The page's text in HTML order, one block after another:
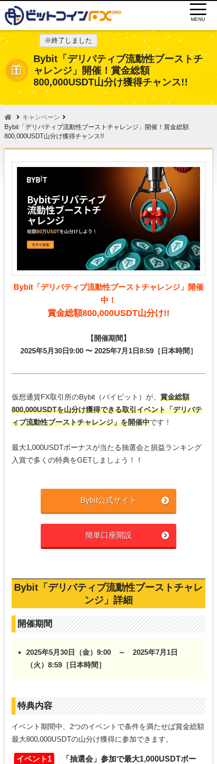
MENU
※終了しました
Bybit「デリバティブ流動性ブーストチ
ャレンジ」開催！賞金総額
800,000USDT山分け獲得チャンス!!
キャンペーン
Bybit「デリバティブ流動性ブーストチャレンジ」開催！賞金総額
800,000USDT山分け獲得チャンス!!
Bybit「デリバティブ流動性ブーストチャレンジ」開催
中！
賞金総額800,000USDT山分け!!
【開催期間】
2025年5月30日9:00 〜 2025年7月1日8:59［日本時間］
仮想通貨FX取引所のBybit（バイビット）が、 賞金総額
800,000USDTを山分け獲得できる取引イベント「デリバテ
ィブ流動性ブーストチャレンジ」を開催中です！
最大1,000USDTボーナスが当たる抽選会と損益ランキング
入賞で多くの特典をGETしましょう！！
Bybit公式サイト
簡単口座開設
Bybit「デリバティブ流動性ブーストチャレ
ンジ」詳細
開催期間
2025年5月30日（金）9:00 ～ 2025年7月1日
（火）8:59［日本時間］
特典内容
イベント期間中、2つのイベントで条件を満たせば賞金総額
最大800,000USDTの山分け獲得に参加できます。
イベント1
「抽選会」参加で最大1,000USDTボー